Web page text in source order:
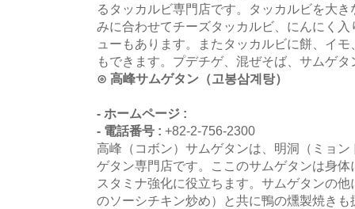
るタッカルビ専門店です。タッカルビを大
みに合わせてチーズタッカルビ、にんにく
ューもあります。またタッカルビに餅、イ
もできます。プデチゲ、混ぜそば、サムゲ
⊙ 高峰サムゲタン（고봉삼계탕）
- ホームページ :
- 電話番号 : +82-2-756-2300
高峰（コボン）サムゲタンは、明洞（ミョ
ゲタン専門店です。ここのサムゲタンは身
スタミナ強化に役立ちます。サムゲタンの
のソーシチキン炒め）と共に鴨の燻製焼きも